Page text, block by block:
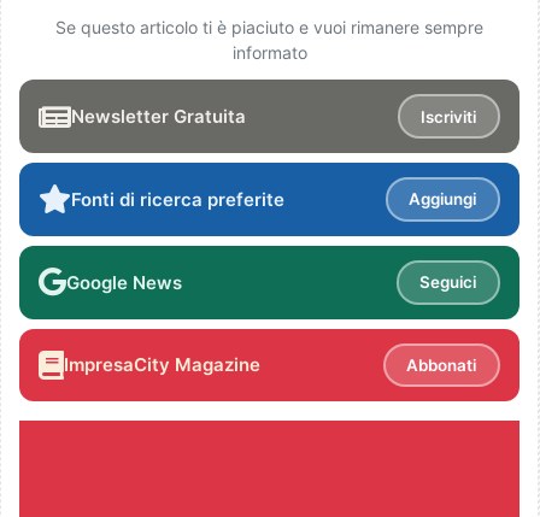
Se questo articolo ti è piaciuto e vuoi rimanere sempre
informato
Newsletter Gratuita Iscriviti
Fonti di ricerca preferite Aggiungi
Google News Seguici
ImpresaCity Magazine Abbonati